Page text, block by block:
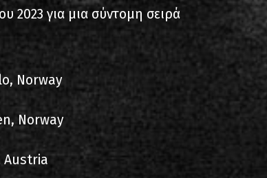
2023 για μια σύντομη σειρά
Norway
Norway
Austria